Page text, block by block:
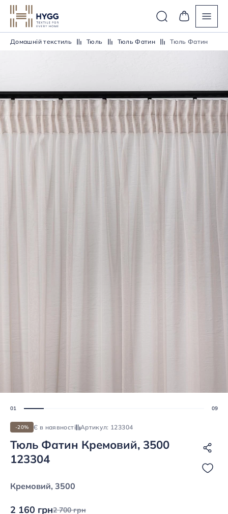
Домашній текстиль Тюль Тюль Фатин Тюль Фатин
-20% Є в наявності Артикул: 123304
Тюль Фатин Кремовий, 3500
123304
Кремовий, 3500
2 160 грн2 700 грн